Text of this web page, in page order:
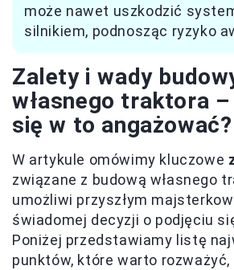
może nawet uszkodzić
silnikiem, podnosząc ryzyko
Zalety i wady
własnego traktora
się w to angażować?
W artykule omówimy kluczowe
związane z budową własnego
umożliwi przyszłym
świadomej decyzji o podjęciu
Poniżej przedstawiamy listę
punktów, które warto